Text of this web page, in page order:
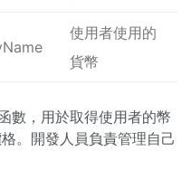
使用者使用的
貨幣
數，用於取得使用者的幣
。開發人員負責管理自己